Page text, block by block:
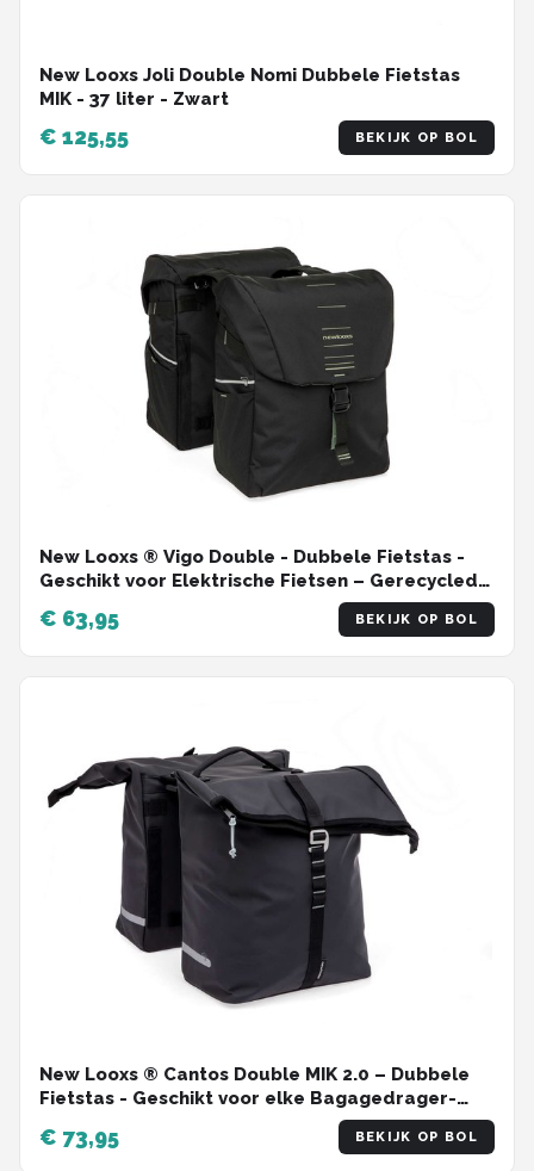
New Looxs Joli Double Nomi Dubbele Fietstas
MIK - 37 liter - Zwart
€ 125,55 BEKIJK OP BOL
New Looxs ® Vigo Double - Dubbele Fietstas -
Geschikt voor Elektrische Fietsen – Gerecycled
Materiaal - 40 Liter – Zwart - Groen
€ 63,95 BEKIJK OP BOL
New Looxs ® Cantos Double MIK 2.0 – Dubbele
Fietstas - Geschikt voor elke Bagagedrager-
Ook voor Electrische Fietsen – 36 liter –
Afneembare Fietstas voor MIK Bagagedrager -
€ 73,95 BEKIJK OP BOL